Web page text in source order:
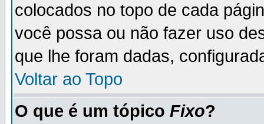
colocados no topo de cada
você possa ou não fazer uso
que lhe foram dadas,
Voltar ao Topo
O que é um tópico Fixo?